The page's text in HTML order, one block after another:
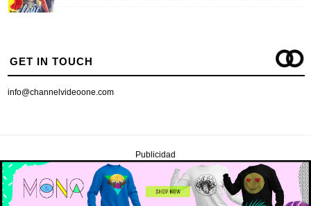
GET IN TOUCH
info@channelvideoone.com
Publicidad